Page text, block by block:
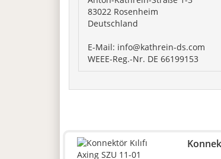
83022 Rosenheim
Deutschland
E-Mail: info@kathrein-ds.com
WEEE-Reg.-Nr. DE 66199153